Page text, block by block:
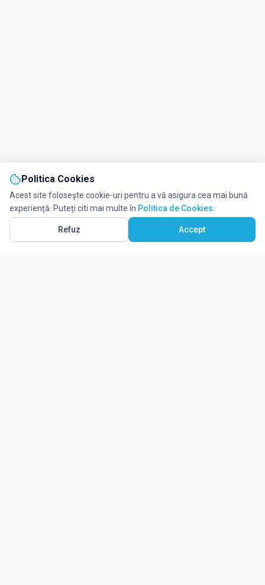
Politica Cookies
Acest site folosește cookie-uri pentru a vă asigura cea mai bună
experiență. Puteți citi mai multe în Politica de Cookies
Refuz Accept